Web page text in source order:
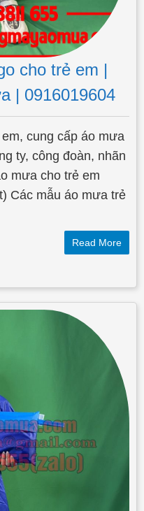
cho trẻ em |
| 0916019604
cung cấp áo mưa
ty, công đoàn, nhãn
mưa cho trẻ em
Các mẫu áo mưa trẻ
Read More